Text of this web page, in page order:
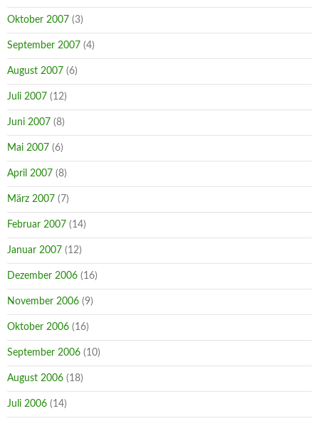
Oktober 2007 (3)
September 2007 (4)
August 2007 (6)
Juli 2007 (12)
Juni 2007 (8)
Mai 2007 (6)
April 2007 (8)
März 2007 (7)
Februar 2007 (14)
Januar 2007 (12)
Dezember 2006 (16)
November 2006 (9)
Oktober 2006 (16)
September 2006 (10)
August 2006 (18)
Juli 2006 (14)